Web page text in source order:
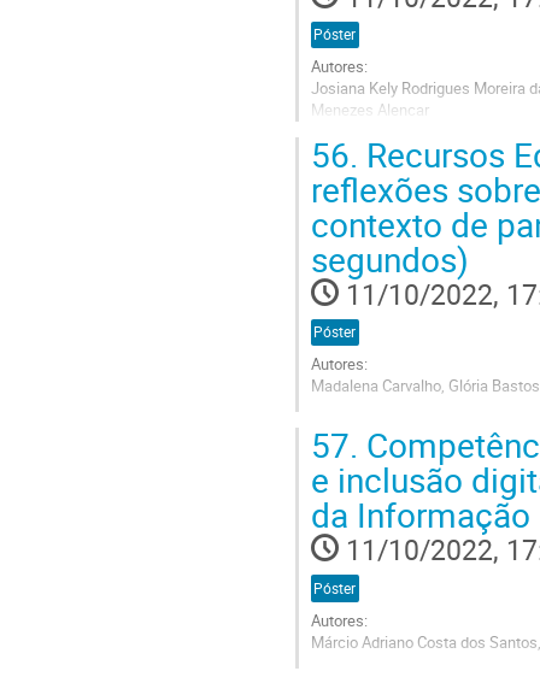
Póster
Autores:
Josiana Kely Rodrigues Moreira
Menezes Alencar
Go
to
contribution
56. Recursos
reflexões
contexto de
segundos)
11/10/2022,
Póster
Autores:
Madalena Carvalho, Glória Bastos
to
contribution
page
57.
e inclusão
da
11/10/2022,
Póster
Autores:
Márcio Adriano Costa dos